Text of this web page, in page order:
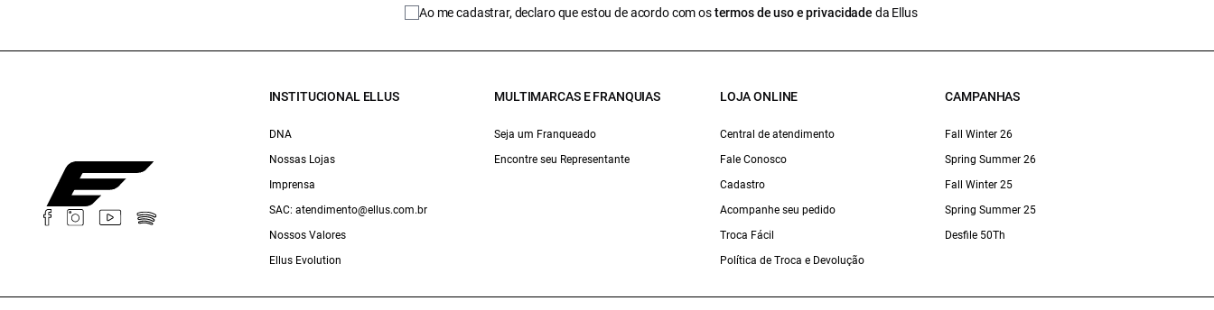
Ao me cadastrar, declaro que estou de acordo com ostermos de uso e privacidade da Ellus
INSTITUCIONAL ELLUS
DNA
Nossas Lojas
Imprensa
SAC: atendimento@ellus.com.br
Nossos Valores
Ellus Evolution
MULTIMARCAS E FRANQUIAS
Seja um Franqueado
Encontre seu Representante
LOJA ONLINE
Central de atendimento
Fale Conosco
Cadastro
Acompanhe seu pedido
Troca Fácil
Política de Troca e Devolução
CAMPANHAS
Fall Winter 26
Spring Summer 26
Fall Winter 25
Spring Summer 25
Desfile 50Th